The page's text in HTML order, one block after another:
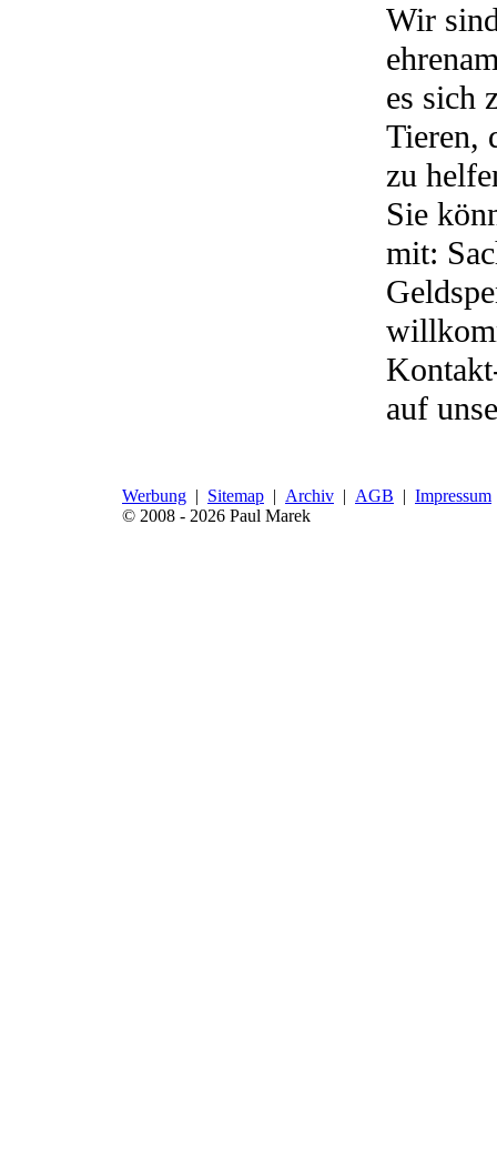
Wir
es sich
Tieren,
zu
Sie
mit:
auf
Werbung | Sitemap | Archiv | AGB | Impressum
© 2008 - 2026 Paul Marek